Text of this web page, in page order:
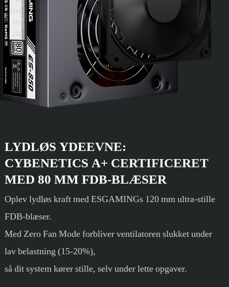
LYDLØS YDEEVNE:
CYBENETICS A+ CERTIFICERET
MED 80 MM FDB-BLÆSER
Oplev lydløs kraft med ESGAMINGs 120 mm ultra-stille
FDB-blæser.
Med Zero Fan Mode forbliver ventilatoren slukket under
lav belastning (15-20%),
så dit system kører stille, selv under lette opgaver.